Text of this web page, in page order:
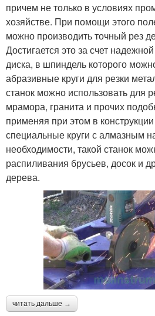
причем не только в условиях
хозяйстве. При помощи этого
можно производить точный рез
Достигается это за счет
диска, в шпиндель которого
абразивные круги для резки
станок можно использовать для
мрамора, гранита и прочих
применяя при этом в
специальные круги с алмазным
необходимости, такой станок
распиливания брусьев, досок и
дерева.
читать дальше →